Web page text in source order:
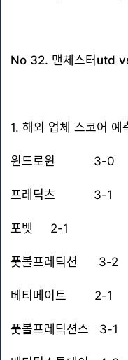
No 32. 맨체스터utd
1. 해외 업체 스코어 예
윈드로윈 3-0
프레딕츠 3-1
포벳 2-1
풋볼프레딕션 3-2
베티메이트 2-1
풋볼프레딕션스 3-1